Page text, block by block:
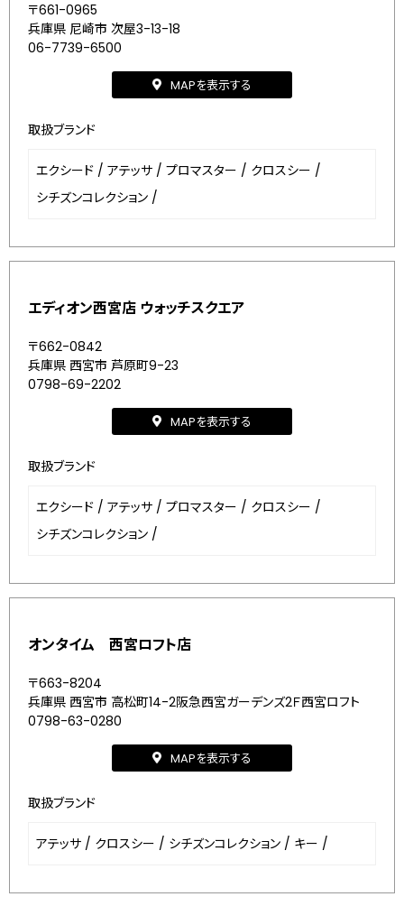
〒661-0965
兵庫県 尼崎市 次屋3-13-18
06-7739-6500
MAPを表示する
取扱ブランド
エクシード / アテッサ / プロマスター / クロスシー /
シチズンコレクション /
エディオン西宮店 ウォッチスクエア
〒662-0842
兵庫県 西宮市 芦原町9-23
0798-69-2202
MAPを表示する
取扱ブランド
エクシード / アテッサ / プロマスター / クロスシー /
シチズンコレクション /
オンタイム 西宮ロフト店
〒663-8204
兵庫県 西宮市 高松町14-2阪急西宮ガーデンズ2Ｆ西宮ロフト
0798-63-0280
MAPを表示する
取扱ブランド
アテッサ / クロスシー / シチズンコレクション / キー /